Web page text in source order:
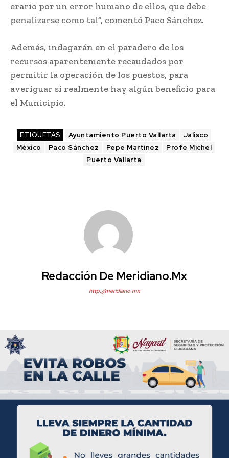
erario por un error humano de ellos, que debe
penalizarse como tal”, comentó Paco Sánchez.
Además, indagarán en el paradero de los
recursos aparentemente recaudados por
permitir la operación de los puestos, para
averiguar si realmente hay algún beneficio para
el Municipio.
ETIQUETAS Ayuntamiento Puerto Vallarta
Jalisco
México
Paco Sánchez Pepe Martínez
Profe Michel
Puerto Vallarta
Redacción De Meridiano.mx
http://meridiano.mx